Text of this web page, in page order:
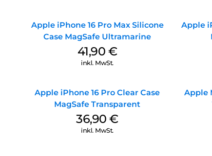
Apple iPhone 16 Pro Max Silicone
Case MagSafe Ultramarine
41,90 €
inkl. MwSt.
Apple
Apple iPhone 16 Pro Clear Case
MagSafe Transparent
36,90€
inkl. MwSt.
Apple